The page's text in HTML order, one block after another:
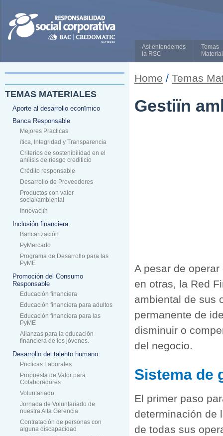
Así entendemos
la RSC
Temas
TEMAS MATERIALES
Aporte al desarrollo econïmico
Banca Responsable
Mejores Practicas
ïtica, Integridad y Transparencia
Criterios de sostenibilidad en el
anïlisis de riesgo crediticio
Crédito responsable
Desarrollo de Proveedores
Productos con valor
social/ambiental
Innovaciïn
Inclusión financiera
Bancarización
PyMercado
Programa de Desarrollo para las
PyME
Promoción del Consumo
Responsable
Educación financiera
Educación financiera para adultos
Educación financiera para las
PyME
Alianzas para la educación
financiera de los jóvenes.
Desarrollo del talento humano
Prïcticas Laborales
Propuesta de Valor para
Colaboradores
Voluntariado
Jornada de Voluntariado de
nuestra Alta Gerencia
Contratación de personas con
alguna discapacidad
Home / Temas
Gestiïn
A pesar de
en otras, la Red
ambiental de sus
permanente de
disminuir o
del negocio.
Sistema de
El primer paso
determinación de
de todas sus